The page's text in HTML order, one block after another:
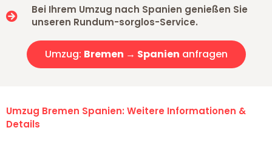
Bei Ihrem Umzug nach Spanien genießen Sie
unseren Rundum-sorglos-Service.
Umzug: Bremen → Spanien anfragen
Umzug Bremen Spanien: Weitere Informationen &
Details